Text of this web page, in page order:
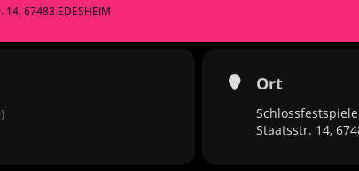
14, 67483 EDESHEIM
Ort
Staatsstr. 14,